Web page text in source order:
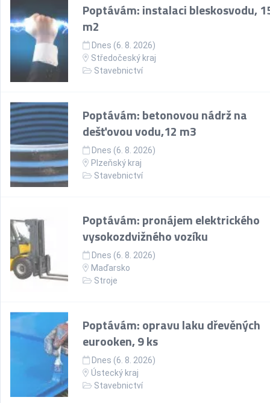
Poptávám: instalaci bleskosvodu,
m2
Dnes (6. 8. 2026)
Středočeský kraj
Stavebnictví
Poptávám: betonovou nádrž na
dešťovou vodu,12 m3
Dnes (6. 8. 2026)
Plzeňský kraj
Stavebnictví
Poptávám: pronájem elektrického
vysokozdvižného vozíku
Dnes (6. 8. 2026)
Maďarsko
Stroje
Poptávám: opravu laku dřevěných
eurooken, 9 ks
Dnes (6. 8. 2026)
Ústecký kraj
Stavebnictví